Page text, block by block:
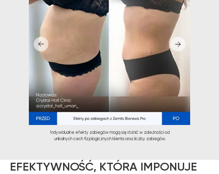
Indywidualne efekty zabiegów mogą się różnić w zależności od
unikalnych cech fizjologicznych klienta oraz liczby zabiegów.
EFEKTYWNOŚĆ, KTÓRA IMPONUJE